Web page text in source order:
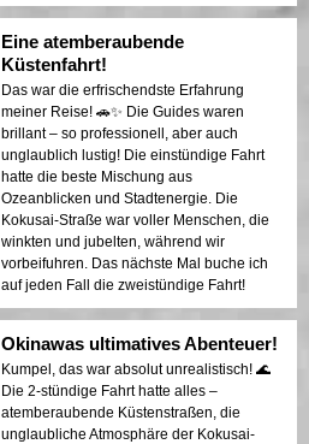
Eine atemberaubende
Küstenfahrt!
Das war die erfrischendste Erfahrung
meiner Reise! 🚗✨ Die Guides waren
brillant – so professionell, aber auch
unglaublich lustig! Die einstündige Fahrt
hatte die beste Mischung aus
Ozeanblicken und Stadtenergie. Die
Kokusai-Straße war voller Menschen, die
winkten und jubelten, während wir
vorbeifuhren. Das nächste Mal buche ich
auf jeden Fall die zweistündige Fahrt!
Okinawas ultimatives Abenteuer!
Kumpel, das war absolut unrealistisch! 🌊
Die 2-stündige Fahrt hatte alles –
atemberaubende Küstenstraßen, die
unglaubliche Atmosphäre der Kokusai-